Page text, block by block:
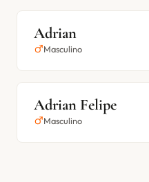
Adrian
Masculino
Adrian Felipe
Masculino